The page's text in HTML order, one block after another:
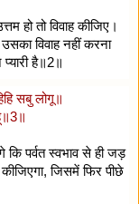
हो तो विवाह कीजिए।
विवाह नहीं करना
प्यारी है॥2॥
सबु लोगू॥
कि पर्वत स्वभाव से ही जड़
कीजिएगा, जिसमें फिर पीछे